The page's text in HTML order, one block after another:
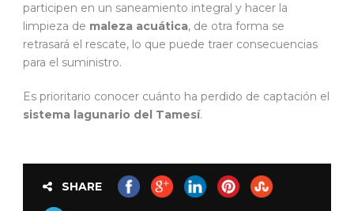
participen en un saneamiento integral y hacer la
limpieza de maleza acuática, de otra forma se
retrasará el rescate, lo que puede traer consecuencias
para el suministro.
Es prioritario conocer cuánto ha perdido de captación el
sistema lagunario del Tamesí.
SHARE